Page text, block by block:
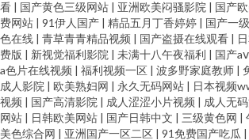
看 | 国产黄色三级网站 | 亚洲欧美闷骚影院 | 国产
费网站 | 91伊人国产 | 精品五月丁香婷婷 | 国产一
色在线 | 青草青青精品视频 | 国产盗摄在线观看 |
费版 | 新视觉福利影院 | 未满十八午夜福利 | 国产
a色片在线视频 | 福利视频一区 | 波多野家庭教师 |
成人影院 | 欧美熟妇网 | 永久无码网站 | 日本视频
视频 | 国产高清影院 | 成人涩涩小片视频 | 成人无
网站 | 日韩欧美网站 | 国产日韩中文 | 三级黄色网 |
美色综合网 | 亚洲国产一区二区 | 91免费国产吃瓜 |